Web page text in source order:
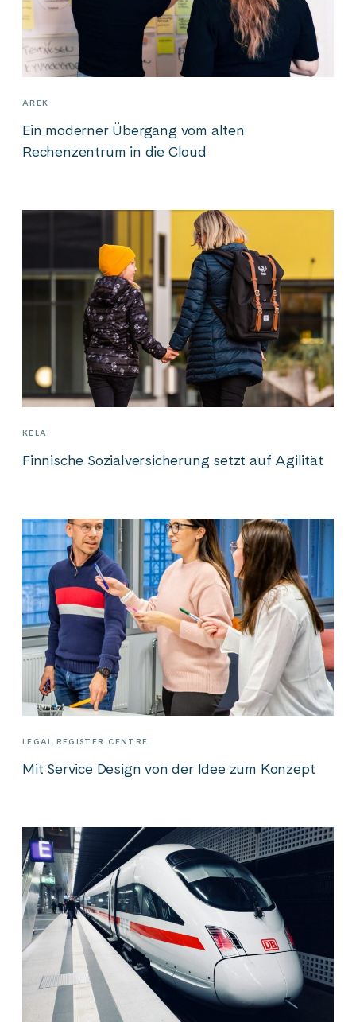
AREK
Ein moderner Übergang vom alten
Rechenzentrum in die Cloud
KELA
Finnische Sozialversicherung setzt auf Agilität
LEGAL REGISTER CENTRE
Mit Service Design von der Idee zum Konzept